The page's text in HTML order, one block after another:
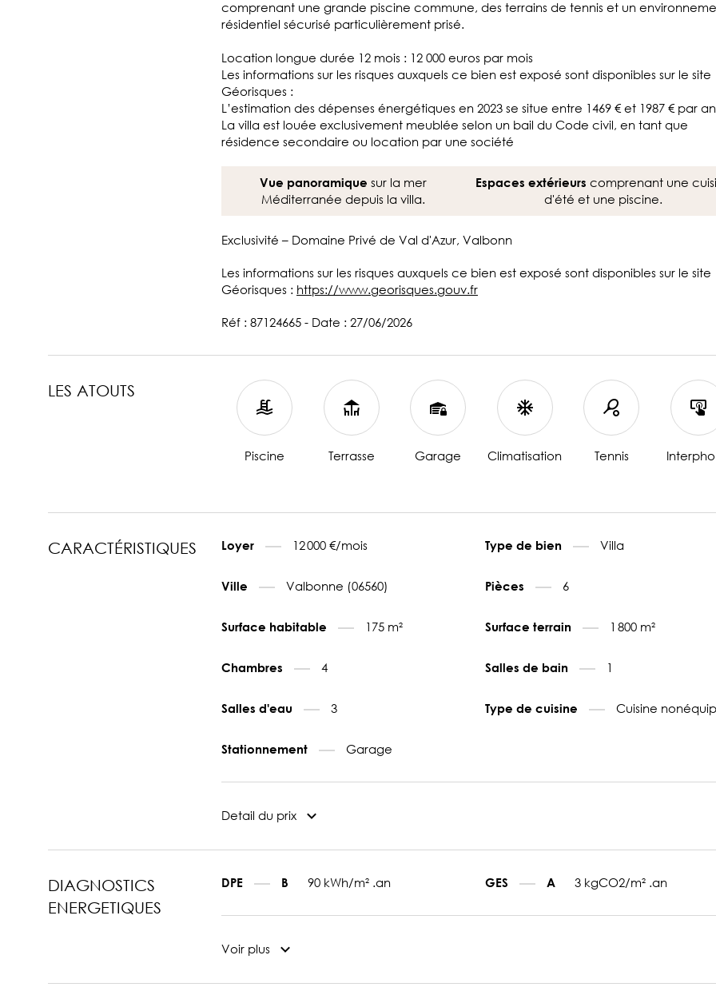
comprenant une grande piscine commune, des terrains de tennis et un
résidentiel sécurisé particulièrement prisé.
Location longue durée 12 mois : 12 000 euros par mois
Les informations sur les risques auxquels ce bien est exposé sont disponibles sur le site
Géorisques :
L’estimation des dépenses énergétiques en 2023 se situe entre 1469 € et 1987 € par
La villa est louée exclusivement meublée selon un bail du Code civil, en tant que
résidence secondaire ou location par une société
Vue panoramique sur la mer
Méditerranée depuis la villa.
Espaces extérieurs comprenant une
d'été et une piscine.
Exclusivité – Domaine Privé de Val d'Azur, Valbonn
Les informations sur les risques auxquels ce bien est exposé sont disponibles sur le site
Géorisques : https://www.georisques.gouv.fr
Réf : 87124665 - Date : 27/06/2026
LES ATOUTS
Piscine Terrasse Garage Climatisation Tennis
CARACTÉRISTIQUES Loyer 12 000 €/mois Type de bien Villa
Ville Valbonne (06560) Pièces 6
Surface habitable 175 m² Surface terrain 1 800 m²
Chambres 4 Salles de bain 1
Salles d'eau 3 Type de cuisine Cuisine
Stationnement Garage
Detail du prix
DIAGNOSTICS
ENERGETIQUES
DPE B 90 kWh/m² .an GES A 3 kgCO2/m² .an
Voir plus